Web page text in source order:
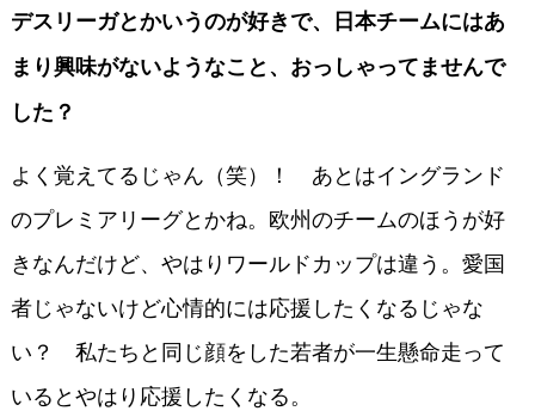
デスリーガとかいうのが好きで、日本チームにはあ
まり興味がないようなこと、おっしゃってませんで
した？
よく覚えてるじゃん（笑）！ あとはイングランド
のプレミアリーグとかね。欧州のチームのほうが好
きなんだけど、やはりワールドカップは違う。愛国
者じゃないけど心情的には応援したくなるじゃな
い？ 私たちと同じ顔をした若者が一生懸命走って
いるとやはり応援したくなる。